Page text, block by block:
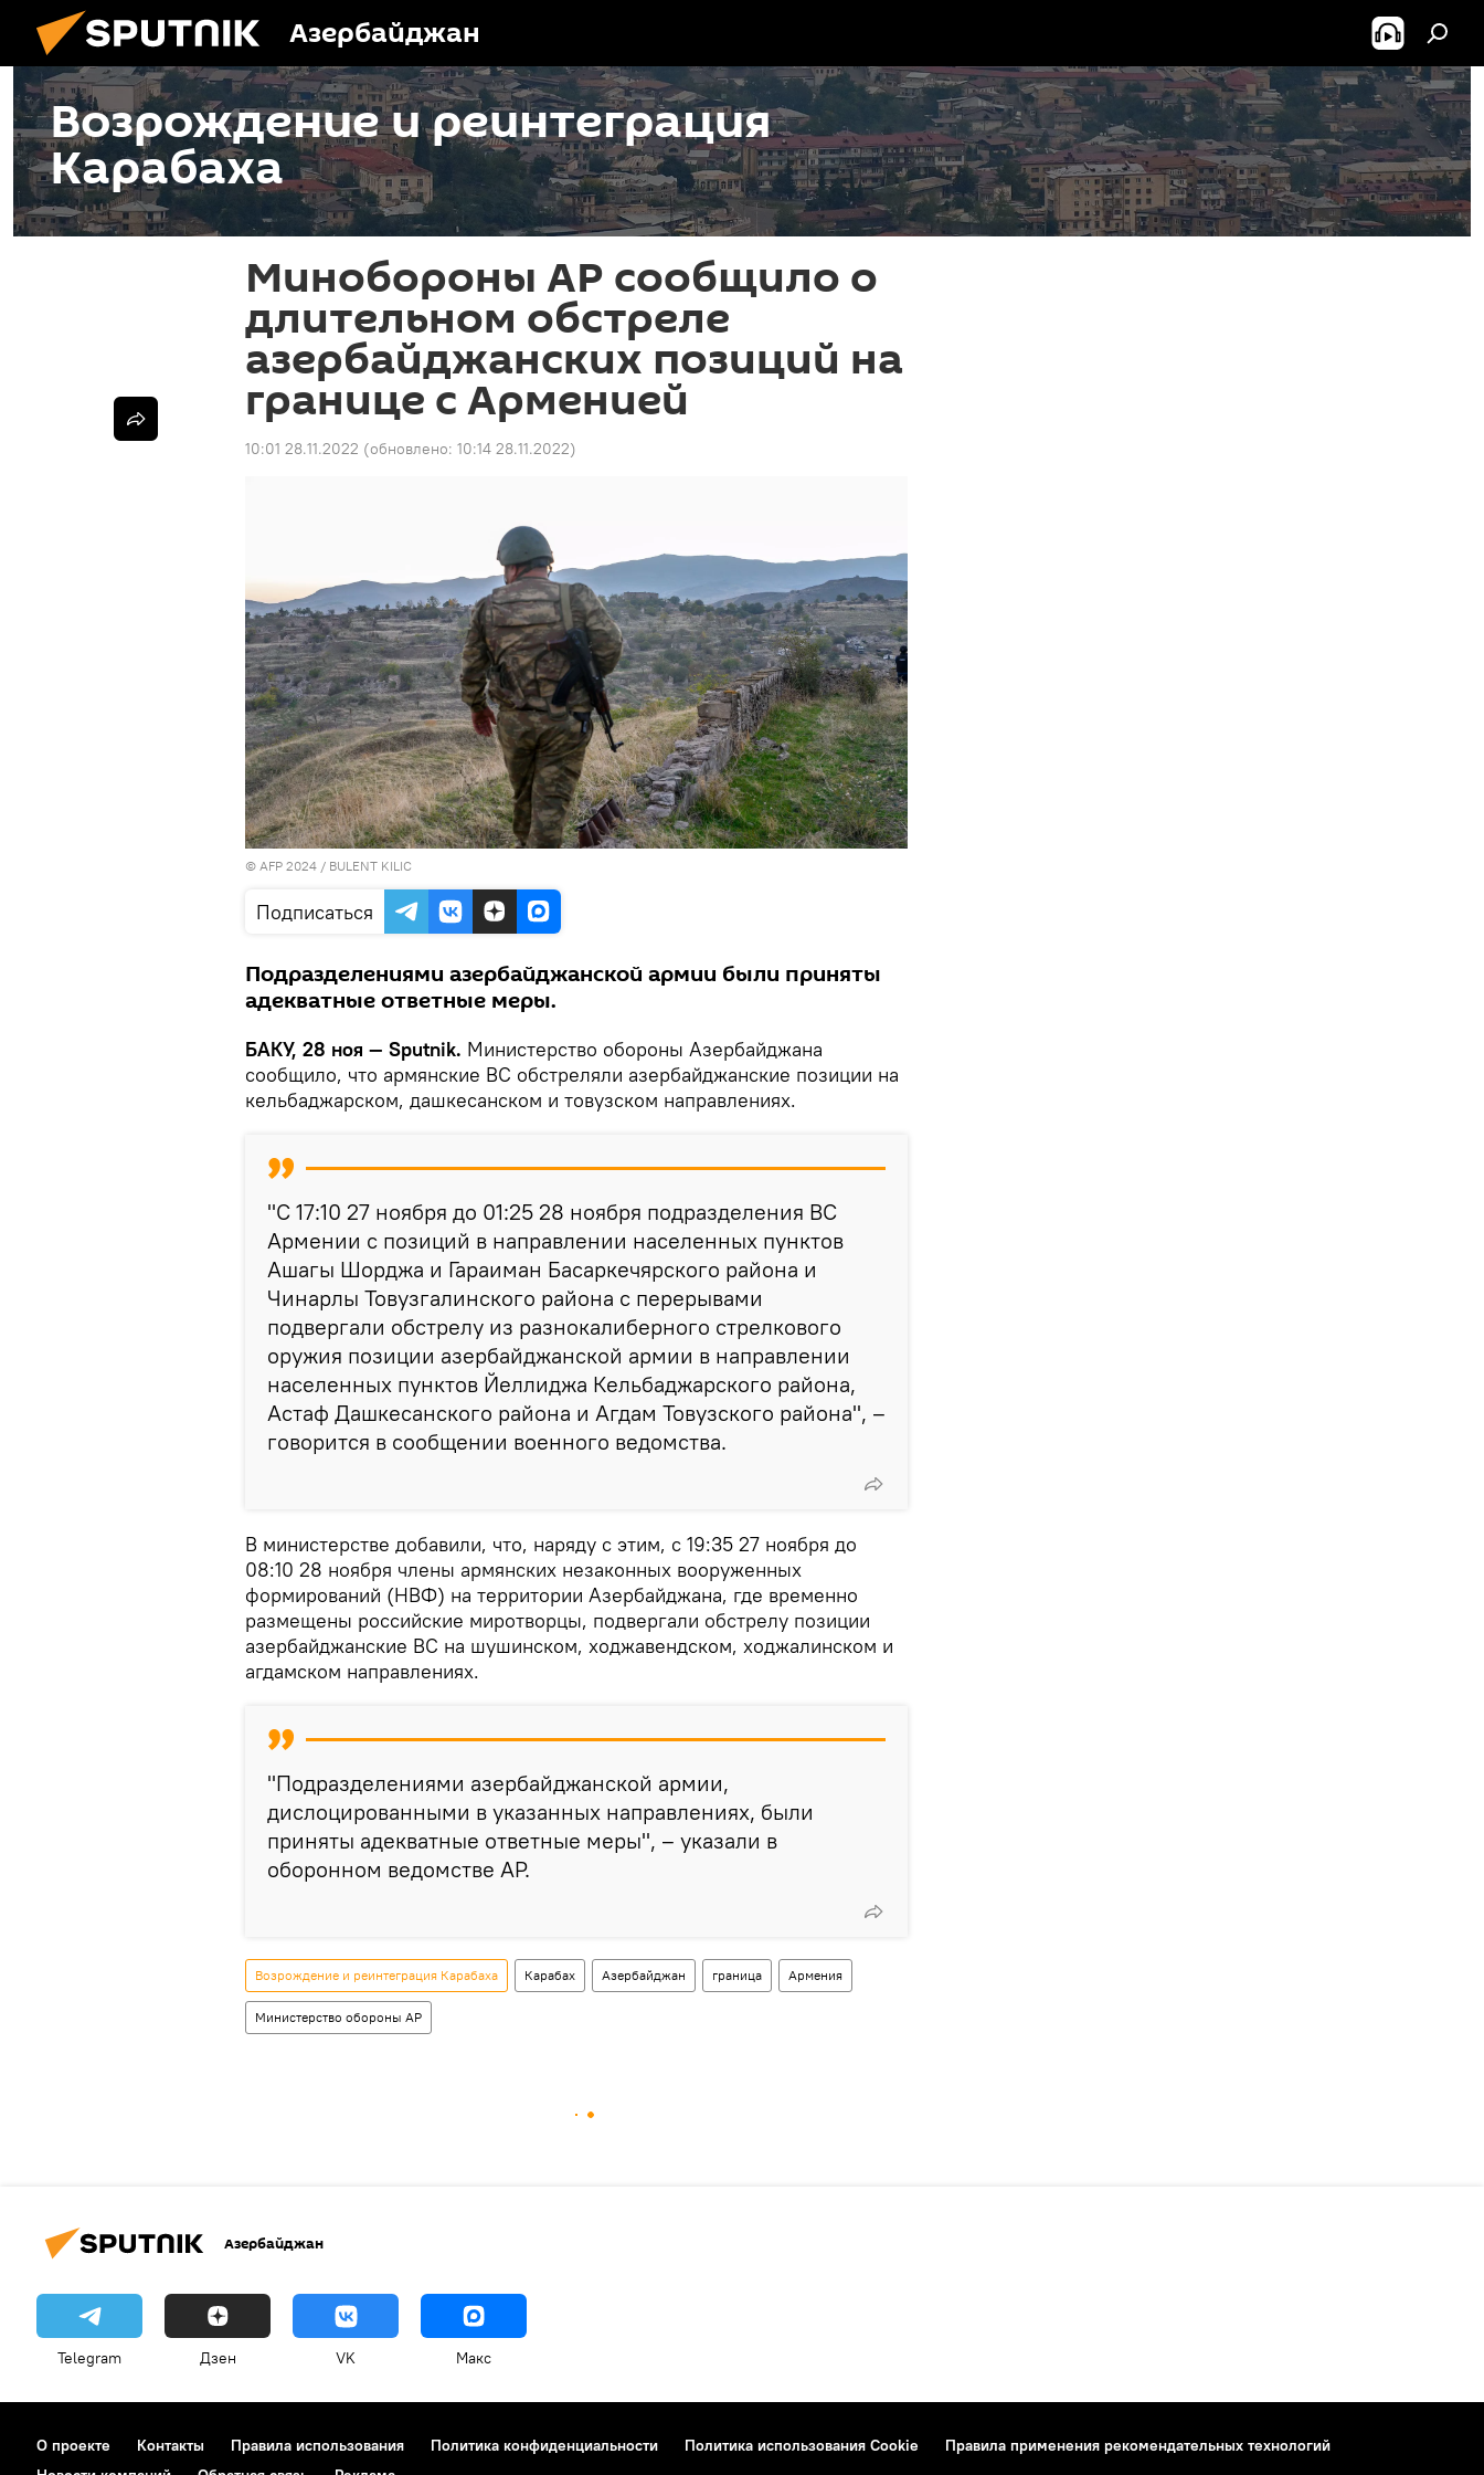
Азербайджан
Возрождение и реинтеграция
Карабаха
Минобороны АР сообщило о
длительном обстреле
азербайджанских позиций на
границе с Арменией
10:01 28.11.2022 (обновлено: 10:14 28.11.2022)
© AFP 2024 / BULENT KILIC
Подписаться
Подразделениями азербайджанской армии были приняты
адекватные ответные меры.
БАКУ, 28 ноя — Sputnik. Министерство обороны Азербайджана
сообщило, что армянские ВС обстреляли азербайджанские позиции на
кельбаджарском, дашкесанском и товузском направлениях.
"С 17:10 27 ноября до 01:25 28 ноября подразделения ВС
Армении с позиций в направлении населенных пунктов
Ашагы Шорджа и Гараиман Басаркечярского района и
Чинарлы Товузгалинского района с перерывами
подвергали обстрелу из разнокалиберного стрелкового
оружия позиции азербайджанской армии в направлении
населенных пунктов Йеллиджа Кельбаджарского района,
Астаф Дашкесанского района и Агдам Товузского района", –
говорится в сообщении военного ведомства.
В министерстве добавили, что, наряду с этим, с 19:35 27 ноября до
08:10 28 ноября члены армянских незаконных вооруженных
формирований (НВФ) на территории Азербайджана, где временно
размещены российские миротворцы, подвергали обстрелу позиции
азербайджанские ВС на шушинском, ходжавендском, ходжалинском и
агдамском направлениях.
"Подразделениями азербайджанской армии,
дислоцированными в указанных направлениях, были
приняты адекватные ответные меры", – указали в
оборонном ведомстве АР.
Возрождение и реинтеграция Карабаха Карабах Азербайджан граница Армения
Министерство обороны АР
Азербайджан
Telegram Дзен VK Макс
О проекте Контакты Правила использования Политика конфиденциальности Политика использования Cookie
Правила применения рекомендательных технологий